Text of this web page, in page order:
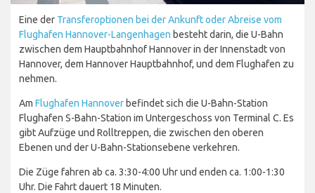
Eine der Transferoptionen bei der Ankunft oder Abreise vom
Flughafen Hannover-Langenhagen besteht darin, die U-Bahn
zwischen dem Hauptbahnhof Hannover in der Innenstadt von
Hannover, dem Hannover Hauptbahnhof, und dem Flughafen zu
nehmen.
Am Flughafen Hannover befindet sich die U-Bahn-Station
Flughafen S-Bahn-Station im Untergeschoss von Terminal C. Es
gibt Aufzüge und Rolltreppen, die zwischen den oberen
Ebenen und der U-Bahn-Stationsebene verkehren.
Die Züge fahren ab ca. 3:30-4:00 Uhr und enden ca. 1:00-1:30
Uhr. Die Fahrt dauert 18 Minuten.